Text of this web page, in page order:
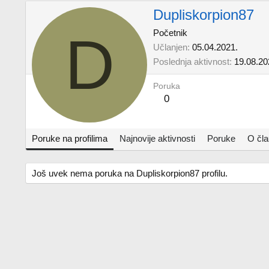
D
Dupliskorpion87
Početnik
Učlanjen 05.04.2021.
Poslednja aktivnost
Poruka
0
Poruke na profilima Najnovije aktivnosti Poruke O
Još uvek nema poruka na Dupliskorpion87 profilu.